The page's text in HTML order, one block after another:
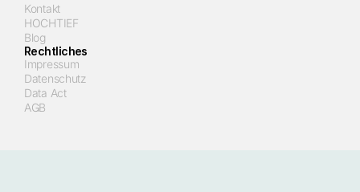
Kontakt
HOCHTIEF
Blog
Rechtliches
Impressum
Datenschutz
Data Act
AGB